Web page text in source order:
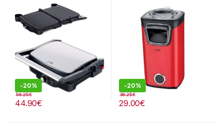
-20%
44.90€
56.25€
-20%
29.00€
36.25€